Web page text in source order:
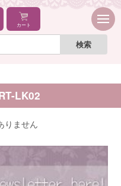
カート
LK02
りません